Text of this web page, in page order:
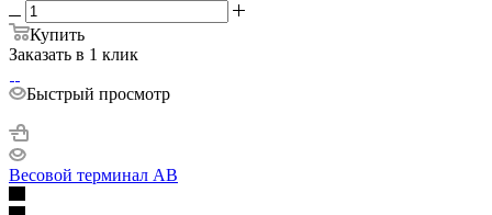
Купить
Заказать в 1 клик
Быстрый просмотр
Весовой терминал AB